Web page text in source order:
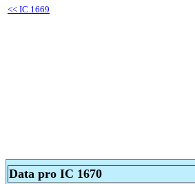
<< IC 1669
Data pro IC 1670